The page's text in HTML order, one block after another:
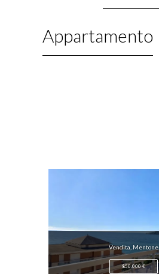
Appartamento
Vendita, Mentone
850.000 €